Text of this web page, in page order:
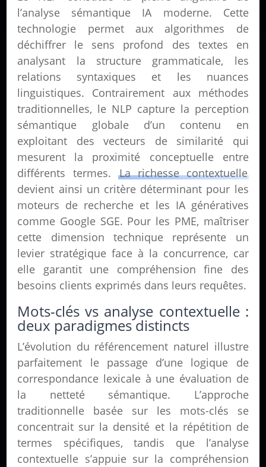
l’analyse sémantique IA moderne. Cette
technologie permet aux algorithmes de
déchiffrer le sens profond des textes en
analysant la structure grammaticale, les
relations syntaxiques et les nuances
linguistiques. Contrairement aux méthodes
traditionnelles, le NLP capture la perception
sémantique globale d’un contenu en
exploitant des vecteurs de similarité qui
mesurent la proximité conceptuelle entre
différents termes. La richesse contextuelle
devient ainsi un critère déterminant pour les
moteurs de recherche et les IA génératives
comme Google SGE. Pour les PME, maîtriser
cette dimension technique représente un
levier stratégique face à la concurrence, car
elle garantit une compréhension fine des
besoins clients exprimés dans leurs requêtes.
Mots-clés vs analyse contextuelle :
deux paradigmes distincts
L’évolution du référencement naturel illustre
parfaitement le passage d’une logique de
correspondance lexicale à une évaluation de
la netteté sémantique. L’approche
traditionnelle basée sur les mots-clés se
concentrait sur la densité et la répétition de
termes spécifiques, tandis que l’analyse
contextuelle s’appuie sur la compréhension